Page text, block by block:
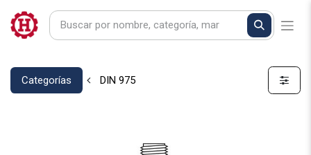
Categorías DIN 975